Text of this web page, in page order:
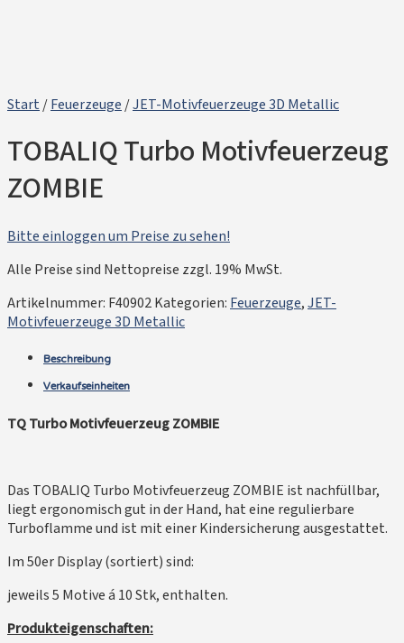
Start/Feuerzeuge /JET-Motivfeuerzeuge 3D Metallic
TOBALIQ Turbo Motivfeuerzeug
ZOMBIE
Bitte einloggen um Preise zu sehen!
Alle Preise sind Nettopreise zzgl. 19% MwSt.
Artikelnummer: F40902Kategorien: Feuerzeuge,JET-
Motivfeuerzeuge 3D Metallic
Beschreibung
Verkaufseinheiten
TQ Turbo Motivfeuerzeug ZOMBIE
Das TOBALIQ Turbo Motivfeuerzeug ZOMBIE ist nachfüllbar,
liegt ergonomisch gut in der Hand, hat eine regulierbare
Turboflamme und ist mit einer Kindersicherung ausgestattet.
Im 50er Display (sortiert) sind:
jeweils 5 Motive á 10 Stk, enthalten.
Produkteigenschaften: